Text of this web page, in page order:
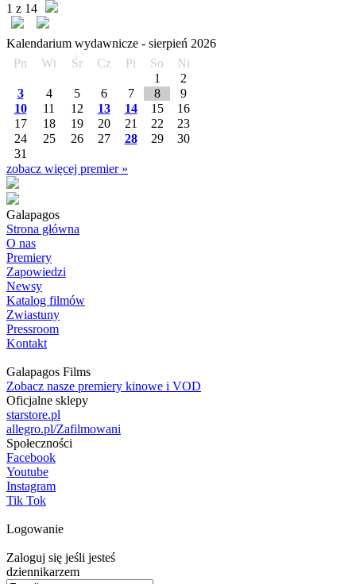
1 z 14
Kalendarium wydawnicze - sierpień 2026
Pn
Wt Śr Cz Pi So
Ni
1
2
3
4 5 6 7 8
9
10
11 12 13 14 15
16
17
18 19 20 21 22
23
24
25 26 27 28 29
30
31
zobacz więcej premier »
Galapagos
Strona główna
O nas
Premiery
Zapowiedzi
Newsy
Katalog filmów
Zwiastuny
Pressroom
Kontakt
Galapagos Films
Zobacz nasze premiery kinowe i VOD
Oficjalne sklepy
starstore.pl
allegro.pl/Zafilmowani
Społeczności
Facebook
Youtube
Instagram
Tik Tok
Logowanie
Zaloguj się jeśli jesteś
dziennikarzem